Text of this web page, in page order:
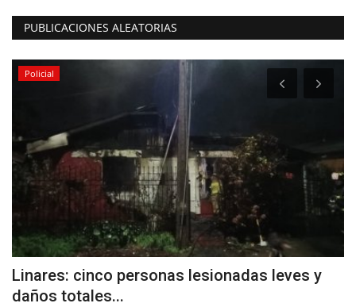
PUBLICACIONES ALEATORIAS
Policial
Linares: cinco personas lesionadas leves y
daños totales...